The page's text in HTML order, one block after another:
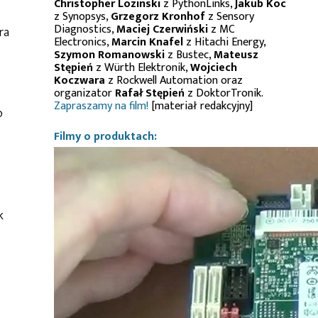
Christopher Lozinskiz PythonLinks,Jakub Koc
z Synopsys,Grzegorz Kronhofz Sensory
Diagnostics,Maciej Czerwińskiz MC
Electronics,Marcin Knafelz Hitachi Energy,
Szymon Romanowskiz Bustec,Mateusz
Stępień z Würth Elektronik,Wojciech
Koczwara z Rockwell Automation oraz
organizatorRafał Stępień z DoktorTronik.
Zapraszamy na film![materiał redakcyjny]
Filmy o produktach: